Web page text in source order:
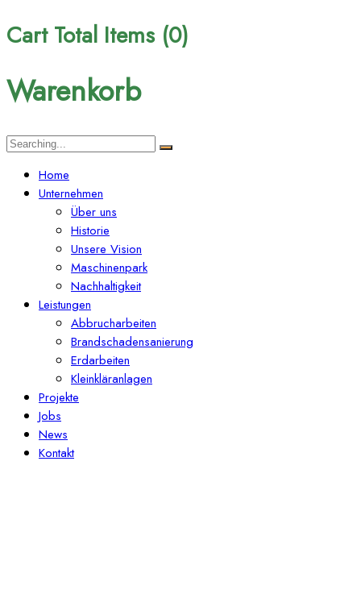
Cart Total Items (0)
Warenkorb
Search
Home
Unternehmen
Über uns
Historie
Unsere Vision
Maschinenpark
Nachhaltigkeit
Leistungen
Abbrucharbeiten
Brandschadensanierung
Erdarbeiten
Kleinkläranlagen
Projekte
Jobs
News
Kontakt